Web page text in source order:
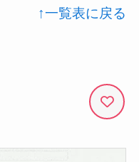
↑一覧表に戻る